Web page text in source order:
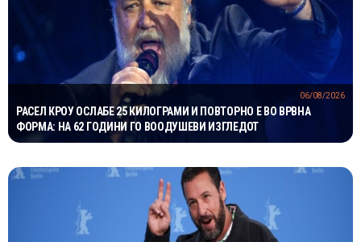
РАСЕЛ КРОУ ОСЛАБЕ 25 КИЛОГРАМИ И ПОВТОРНО Е ВО ВРВНА
ФОРМА: НА 62 ГОДИНИ ГО ВООДУШЕВИ ИЗГЛЕДОТ
06/08/2026